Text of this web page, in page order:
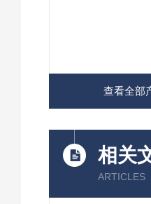
查看全部
相关
ARTICLES